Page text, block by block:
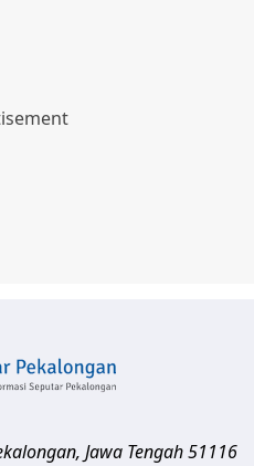
, Jawa Tengah51116